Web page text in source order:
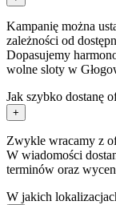
Kampanię można
zależności od
Dopasujemy
wolne sloty w
Jak szybko dostanę
+
Zwykle wracamy z
W wiadomości
terminów oraz
W jakich